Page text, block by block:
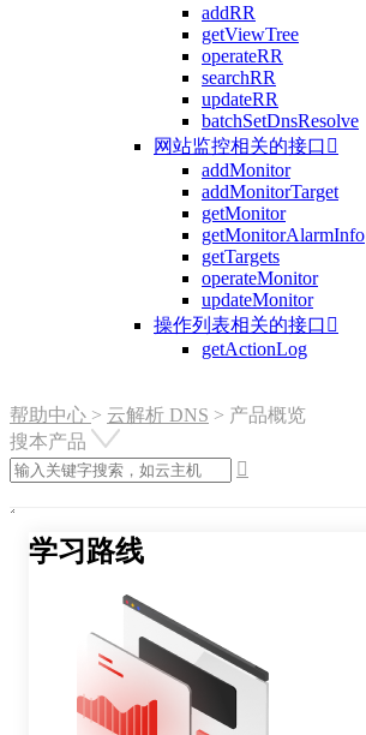
addRR
getViewTree
operateRR
searchRR
updateRR
batchSetDnsResolve
网站监控相关的接口 
addMonitor
addMonitorTarget
getMonitor
getMonitorAlarmInfo
getTargets
operateMonitor
updateMonitor
操作列表相关的接口 
getActionLog
帮助中心 > 云解析 DNS > 产品概览
搜本产品

学习路线